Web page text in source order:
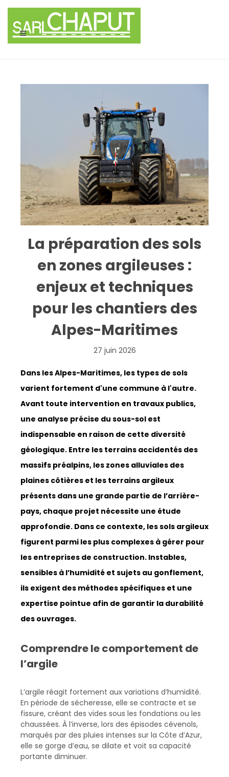
La préparation des sols
en zones argileuses :
enjeux et techniques
pour les chantiers des
Alpes-Maritimes
27 juin 2026
Dans les Alpes-Maritimes, les types de sols
varient fortement d'une commune à l'autre.
Avant toute intervention en travaux publics,
une analyse précise du sous-sol est
indispensable en raison de cette diversité
géologique. Entre les terrains accidentés des
massifs préalpins, les zones alluviales des
plaines côtières et les terrains argileux
présents dans une grande partie de l’arrière-
pays, chaque projet nécessite une étude
approfondie. Dans ce contexte, les sols argileux
figurent parmi les plus complexes à gérer pour
les entreprises de construction. Instables,
sensibles à l’humidité et sujets au gonflement,
ils exigent des méthodes spécifiques et une
expertise pointue afin de garantir la durabilité
des ouvrages.
Comprendre le comportement de
l’argile
L’argile réagit fortement aux variations d’humidité.
En période de sécheresse, elle se contracte et se
fissure, créant des vides sous les fondations ou les
chaussées. À l’inverse, lors des épisodes cévenols,
marqués par des pluies intenses sur la Côte d’Azur,
elle se gorge d’eau, se dilate et voit sa capacité
portante diminuer.
Panneau de gestion des cookies